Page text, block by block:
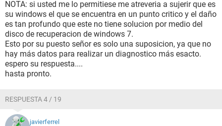
NOTA: si usted me lo permitiese me atreveria a sujerir que es
su windows el que se encuentra en un punto critico y el daño
es tan profundo que este no tiene solucion por medio del
disco de recuperacion de windows 7.
Esto por su puesto señor es solo una suposicion, ya que no
hay más datos para realizar un diagnostico más esacto.
espero su respuesta....
hasta pronto.
RESPUESTA 4 / 19
javierferrel